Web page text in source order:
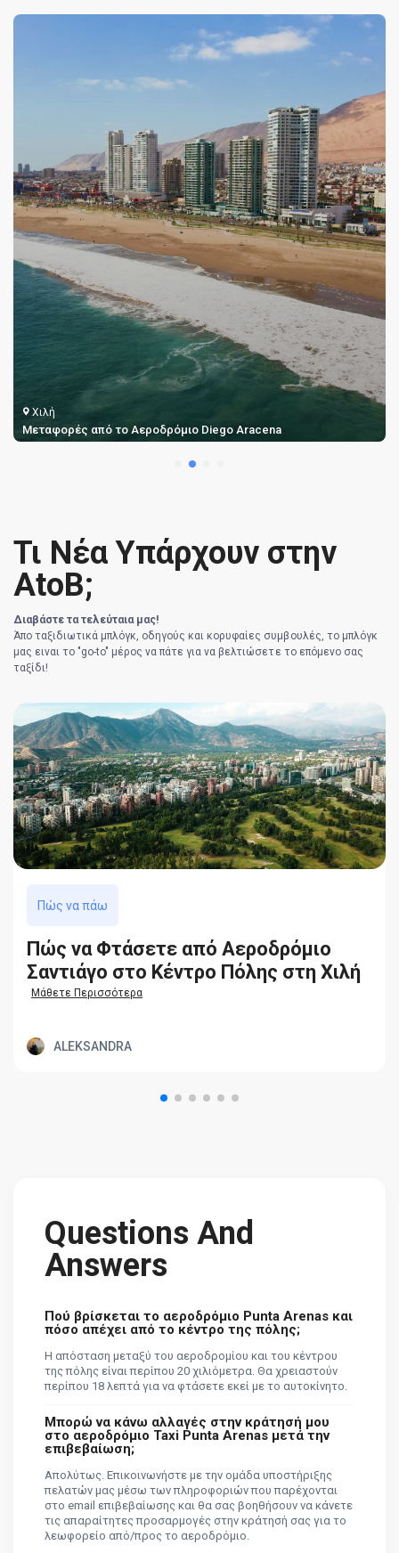
Χιλή
Μεταφορές από το Αεροδρόμιο Αντοφαγάστα Andrés Sabella
Τι Νέα Υπάρχουν στην
AtoB;
Διαβάστε τα τελεύταια μας!
Άπο ταξιδιωτικά μπλόγκ, οδηγούς και κορυφαίες συμβουλές, το μπλόγκ
μας ειναι το "go-to" μέρος να πάτε για να βελτιώσετε το επόμενο σας
ταξίδι!
Πώς να πάω
Πώς να Φτάσετε από Αεροδρόμιο
Σαντιάγο στο Κέντρο Πόλης στη Χιλή
Μάθετε Περισσότερα
ALEKSANDRA
Questions And
Answers
Πού βρίσκεται το αεροδρόμιο Punta Arenas και
πόσο απέχει από το κέντρο της πόλης;
Η απόσταση μεταξύ του αεροδρομίου και του κέντρου
της πόλης είναι περίπου 20 χιλιόμετρα. Θα χρειαστούν
περίπου 18 λεπτά για να φτάσετε εκεί με το αυτοκίνητο.
Μπορώ να κάνω αλλαγές στην κράτησή μου
στο αεροδρόμιο Taxi Punta Arenas μετά την
επιβεβαίωση;
Απολύτως. Επικοινωνήστε με την ομάδα υποστήριξης
πελατών μας μέσω των πληροφοριών που παρέχονται
στο email επιβεβαίωσης και θα σας βοηθήσουν να κάνετε
τις απαραίτητες προσαρμογές στην κράτησή σας για το
λεωφορείο από/προς το αεροδρόμιο.